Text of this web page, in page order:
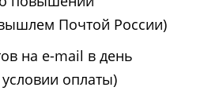
Почтой России)
на e-mail в день
оплаты)